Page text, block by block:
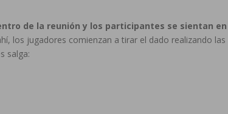
de la reunión y los participantes se sientan en
los jugadores comienzan a tirar el dado realizando las
salga: